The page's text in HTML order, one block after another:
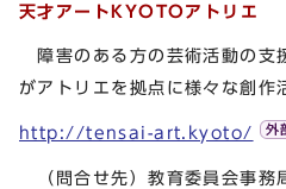
天才アートKYOTOアトリエ
障害のある方の芸術活動の支
がアトリエを拠点に様々な創作
http://tensai-art.kyoto/
（問合せ先）教育委員会事